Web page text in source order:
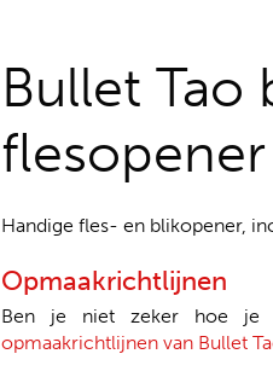
Bullet Tao
Handige fles- en blikopener,
Opmaakrichtlijnen
Ben je niet zeker hoe je
opmaakrichtlijnen van Bullet